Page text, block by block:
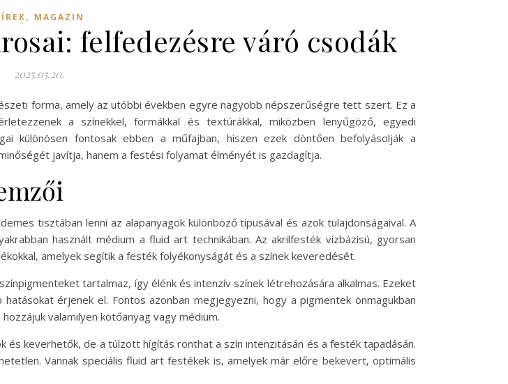
, MAGAZIN
felfedezésre váró csodák
2025.05.20.
forma, amely az utóbbi években egyre nagyobb népszerűségre tett szert. Ez a
a színekkel, formákkal és textúrákkal, miközben lenyűgöző, egyedi
különösen fontosak ebben a műfajban, hiszen ezek döntően befolyásolják a
javítja, hanem a festési folyamat élményét is gazdagítja.
tisztában lenni az alapanyagok különböző típusával és azok tulajdonságaival. A
használt médium a fluid art technikában. Az akrilfesték vízbázisú, gyorsan
amelyek segítik a festék folyékonyságát és a színek keveredését.
tartalmaz, így élénk és intenzív színek létrehozására alkalmas. Ezeket
érjenek el. Fontos azonban megjegyezni, hogy a pigmentek önmagukban
valamilyen kötőanyag vagy médium.
és keverhetők, de a túlzott hígítás ronthat a szín intenzitásán és a festék tapadásán.
Vannak speciális fluid art festékek is, amelyek már előre bekevert, optimális